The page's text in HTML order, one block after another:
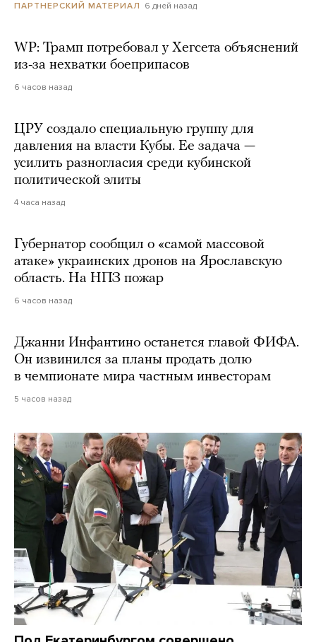
ПАРТНЕРСКИЙ МАТЕРИАЛ 6 дней назад
WP: Трамп потребовал у Хегсета объяснений
из-за нехватки боеприпасов
6 часов назад
ЦРУ создало специальную группу для
давления на власти Кубы. Ее задача —
усилить разногласия среди кубинской
политической элиты
4 часа назад
Губернатор сообщил о «самой массовой
атаке» украинских дронов на Ярославскую
область. На НПЗ пожар
6 часов назад
Джанни Инфантино останется главой ФИФА.
Он извинился за планы продать долю
в чемпионате мира частным инвесторам
5 часов назад